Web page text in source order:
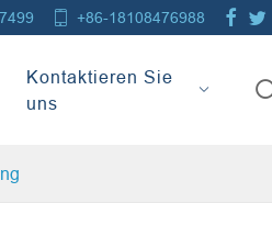
 +86-18108476988  
Kontaktieren Sie
uns